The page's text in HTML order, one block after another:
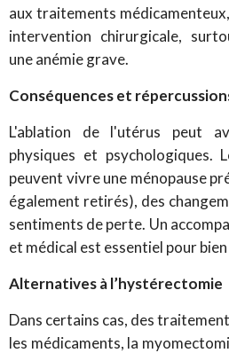
aux traitements
intervention chirurgicale,
une anémie grave.
Conséquences et
L'ablation de l'utérus peut
physiques et psychologiques.
peuvent vivre une ménopause
également retirés), des
sentiments de perte. Un
et médical est essentiel pour
Alternatives à l’hystérectomie
Dans certains cas, des
les médicaments, la